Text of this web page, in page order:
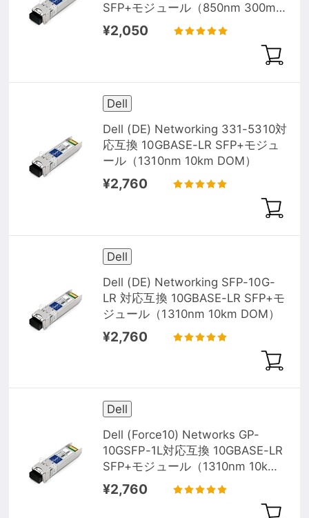
SFP+モジュール（850nm 300m
DOM）
¥2,050
Dell
Dell (DE) Networking 331-5310対
応互換 10GBASE-LR SFP+モジュ
ール（1310nm 10km DOM）
¥2,760
Dell
Dell (DE) Networking SFP-10G-
LR 対応互換 10GBASE-LR SFP+モ
ジュール（1310nm 10km DOM）
¥2,760
Dell
Dell (Force10) Networks GP-
10GSFP-1L対応互換 10GBASE-LR
SFP+モジュール（1310nm 10km
DOM）
¥2,760